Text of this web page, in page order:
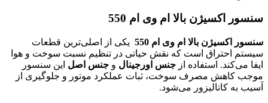
سنسور اکسیژن بالا ام وی ام 550
سنسور اکسیژن بالا ام وی ام 550
یکی از اصلی‌ترین قطعات
سیستم احتراق است که نقش حیاتی در تنظیم نسبت سوخت و هوا
ایفا می‌کند. استفاده از جنس اورجینال و جنس اصل این سنسور
موجب کاهش مصرف سوخت، ثبات عملکرد موتور و جلوگیری از
آسیب به کاتالیزور می‌شود.